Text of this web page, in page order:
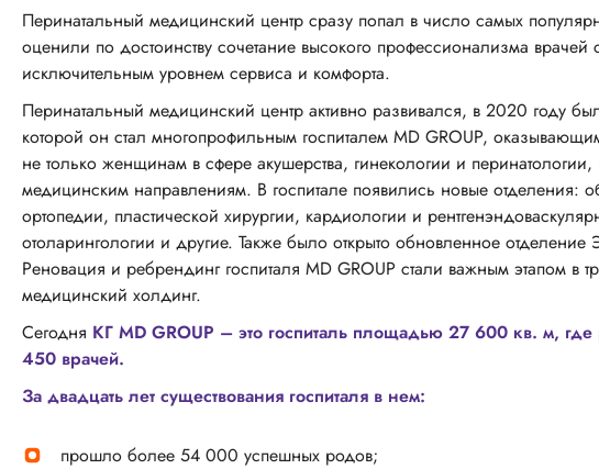
Перинатальный медицинский центр сразу попал в число самых
оценили по достоинству сочетание высокого профессионализма
исключительным уровнем сервиса и комфорта.
Перинатальный медицинский центр активно развивался, в 2020 году
которой он стал многопрофильным госпиталем MD GROUP,
не только женщинам в сфере акушерства, гинекологии и
медицинским направлениям. В госпитале появились новые отделения:
ортопедии, пластической хирургии, кардиологии и
отоларингологии и другие. Также было открыто обновленное
Реновация и ребрендинг госпиталя MD GROUP стали важным этапом
медицинский холдинг.
Сегодня КГ MD GROUP – это госпиталь площадью 27 600 кв. м,
450 врачей.
За двадцать лет существования госпиталя в нем:
прошло более 54 000 успешных родов;